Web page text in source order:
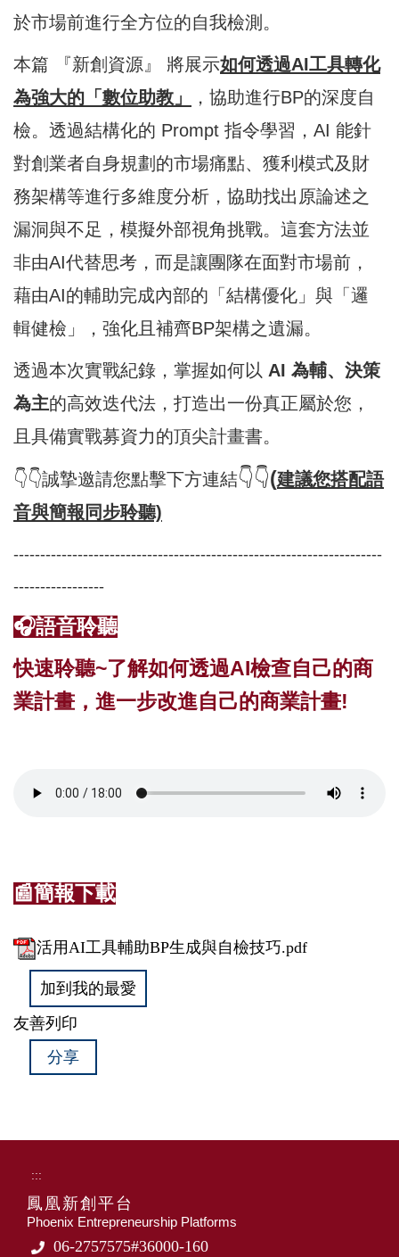
於市場前進行全方位的自我檢測。
本篇 『新創資源』 將展示如何透過AI工具轉化
為強大的「數位助教」
，協助進行BP的深度自
檢。透過結構化的 Prompt 指令學習，AI 能針
對創業者自身規劃的市場痛點、獲利模式及財
務架構等進行多維度分析，協助找出原論述之
漏洞與不足，模擬外部視角挑戰。這套方法並
非由AI代替思考，而是讓團隊在面對市場前，
藉由AI的輔助完成內部的「結構優化」與「邏
輯健檢」，強化且補齊BP架構之遺漏。
透過本次實戰紀錄，掌握如何以 AI 為輔、決策
為主的高效迭代法，打造出一份真正屬於您，
且具備實戰募資力的頂尖計畫書。
👇👇誠摯邀請您點擊下方連結👇👇(建議您搭配語
音與簡報同步聆聽)
---------------------------------------------------------------------
-----------------
🎧語音聆聽
快速聆聽~了解如何透過AI檢查自己的商
業計畫，進一步改進自己的商業計畫!
📰簡報下載
活用AI工具輔助BP生成與自檢技巧.pdf
加到我的最愛
友善列印
分享
:::
鳳凰新創平台
Phoenix Entrepreneurship Platforms
06-2757575#36000-160